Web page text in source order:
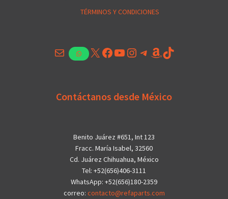
TÉRMINOS Y CONDICIONES
Correo electrónico
WhatsApp
X Facebook
YouTube
Instagram
Telegram
Amazon
TikTok
Contáctanos desde México
Benito Juárez #651, Int 123
Fracc. María Isabel, 32560
Cd. Juárez Chihuahua, México
Tel: +52(656)406-3111
WhatsApp: +52(656)180-2359
correo: contacto@refaparts.com